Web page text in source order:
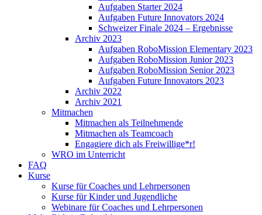
Aufgaben Starter 2024
Aufgaben Future Innovators 2024
Schweizer Finale 2024 – Ergebnisse
Archiv 2023
Aufgaben RoboMission Elementary 2023
Aufgaben RoboMission Junior 2023
Aufgaben RoboMission Senior 2023
Aufgaben Future Innovators 2023
Archiv 2022
Archiv 2021
Mitmachen
Mitmachen als Teilnehmende
Mitmachen als Teamcoach
Engagiere dich als Freiwillige*r!
WRO im Unterricht
FAQ
Kurse
Kurse für Coaches und Lehrpersonen
Kurse für Kinder und Jugendliche
Webinare für Coaches und Lehrpersonen